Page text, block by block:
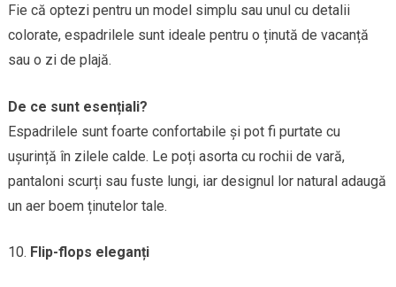
Fie că optezi pentru un model simplu sau unul cu detalii
colorate, espadrilele sunt ideale pentru o ținută de vacanță
sau o zi de plajă.
De ce sunt esențiali?
Espadrilele sunt foarte confortabile și pot fi purtate cu
ușurință în zilele calde. Le poți asorta cu rochii de vară,
pantaloni scurți sau fuste lungi, iar designul lor natural adaugă
un aer boem ținutelor tale.
Flip-flops eleganți